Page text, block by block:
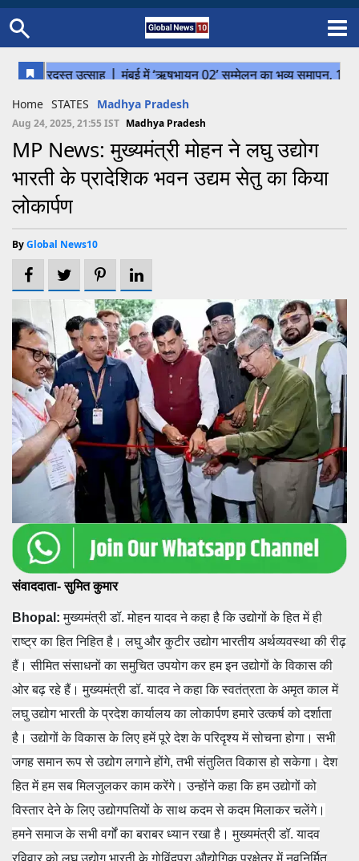
Uttar Pradesh
Chhattisgarh
Bihar
Uttrakhand
Cricket
Football
Home STATES Madhya Pradesh
Aug 24, 2025, 21:55 IST Madhya Pradesh
MP News: मुख्यमंत्री मोहन ने लघु उद्योग
भारती के प्रादेशिक भवन उद्यम सेतु का किया
लोकार्पण
ByGlobal News10
संवाददाता- सुमित कुमार
Bhopal:मुख्यमंत्री डॉ. मोहन यादव ने कहा है कि उद्योगों के हित में ही
राष्ट्र का हित निहित है। लघु और कुटीर उद्योग भारतीय अर्थव्यवस्था की रीढ़
हैं। सीमित संसाधनों का समुचित उपयोग कर हम इन उद्योगों के विकास की
ओर बढ़ रहे हैं। मुख्यमंत्री डॉ. यादव ने कहा कि स्वतंत्रता के अमृत काल में
लघु उद्योग भारती के प्रदेश कार्यालय का लोकार्पण हमारे उत्कर्ष को दर्शाता
है। उद्योगों के विकास के लिए हमें पूरे देश के परिदृश्य में सोचना होगा। सभी
जगह समान रूप से उद्योग लगाने होंगे, तभी संतुलित विकास हो सकेगा। देश
हित में हम सब मिलजुलकर काम करेंगे। उन्होंने कहा कि हम उद्योगों को
विस्तार देने के लिए उद्योगपतियों के साथ कदम से कदम मिलाकर चलेंगे।
हमने समाज के सभी वर्गों का बराबर ध्यान रखा है। मुख्यमंत्री डॉ. यादव